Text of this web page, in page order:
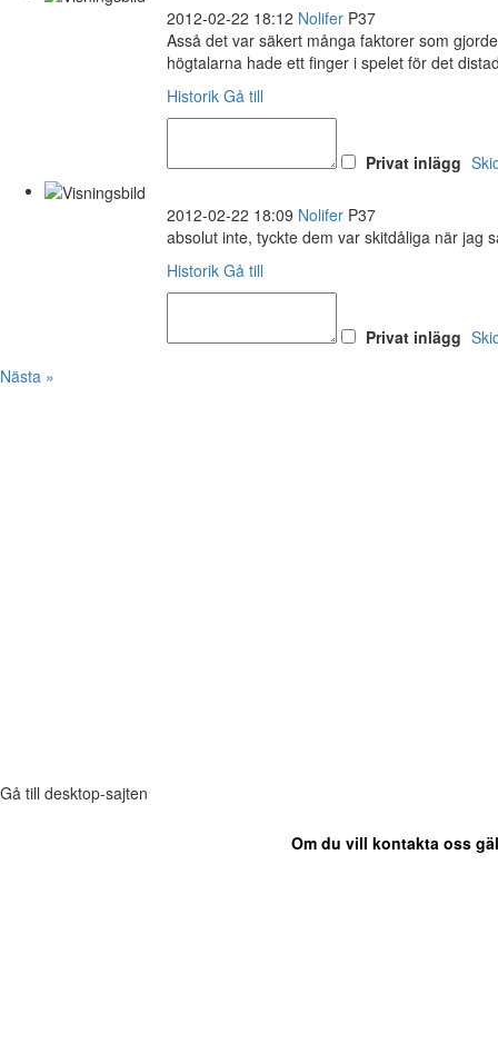
2012-02-22 18:12 Nolifer P37
Asså det var säkert många faktorer som
högtalarna hade ett finger i spelet för det
Historik Gå till
Privat inlägg
2012-02-22 18:09 Nolifer P37
absolut inte, tyckte dem var skitdåliga när jag
Historik Gå till
Privat inlägg
Nästa »
Gå till desktop-sajten
Om du vill kontakta oss